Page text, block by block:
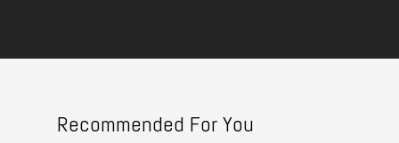
Recommended For You